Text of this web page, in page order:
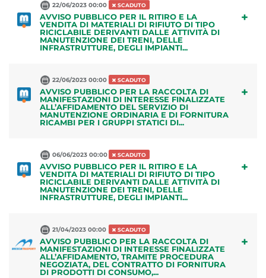
22/06/2023 00:00 SCADUTO
AVVISO PUBBLICO PER IL RITIRO E LA
VENDITA DI MATERIALI DI RIFIUTO DI TIPO
RICICLABILE DERIVANTI DALLE ATTIVITÀ DI
MANUTENZIONE DEI TRENI, DELLE
INFRASTRUTTURE, DEGLI IMPIANTI...
+
22/06/2023 00:00 SCADUTO
AVVISO PUBBLICO PER LA RACCOLTA DI
MANIFESTAZIONI DI INTERESSE FINALIZZATE
ALL’AFFIDAMENTO DEL SERVIZIO DI
MANUTENZIONE ORDINARIA E DI FORNITURA
RICAMBI PER I GRUPPI STATICI DI...
+
06/06/2023 00:00 SCADUTO
AVVISO PUBBLICO PER IL RITIRO E LA
VENDITA DI MATERIALI DI RIFIUTO DI TIPO
RICICLABILE DERIVANTI DALLE ATTIVITÀ DI
MANUTENZIONE DEI TRENI, DELLE
INFRASTRUTTURE, DEGLI IMPIANTI...
+
21/04/2023 00:00 SCADUTO
AVVISO PUBBLICO PER LA RACCOLTA DI
MANIFESTAZIONI DI INTERESSE FINALIZZATE
ALL’AFFIDAMENTO, TRAMITE PROCEDURA
NEGOZIATA, DEL CONTRATTO DI FORNITURA
DI PRODOTTI DI CONSUMO,...
+